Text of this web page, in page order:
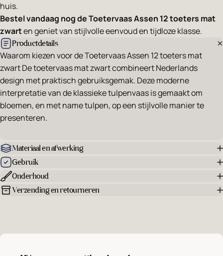
huis.
Bestel vandaag nog de Toetervaas Assen 12 toeters mat
zwarten geniet van stijlvolle eenvoud en tijdloze klasse.
Productdetails
Waarom kiezen voor de Toetervaas Assen 12 toeters mat
zwart De toetervaas mat zwart combineert Nederlands
design met praktisch gebruiksgemak. Deze moderne
interpretatie van de klassieke tulpenvaas is gemaakt om
bloemen, en met name tulpen, op een stijlvolle manier te
presenteren.
Materiaal en afwerking
Gebruik
Onderhoud
Verzending en retourneren